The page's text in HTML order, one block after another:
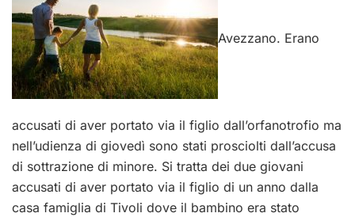
Avezzano. Erano
accusati di aver portato via il figlio dall’orfanotrofio ma
nell’udienza di giovedì sono stati prosciolti dall’accusa
di sottrazione di minore. Si tratta dei due giovani
accusati di aver portato via il figlio di un anno dalla
casa famiglia di Tivoli dove il bambino era stato